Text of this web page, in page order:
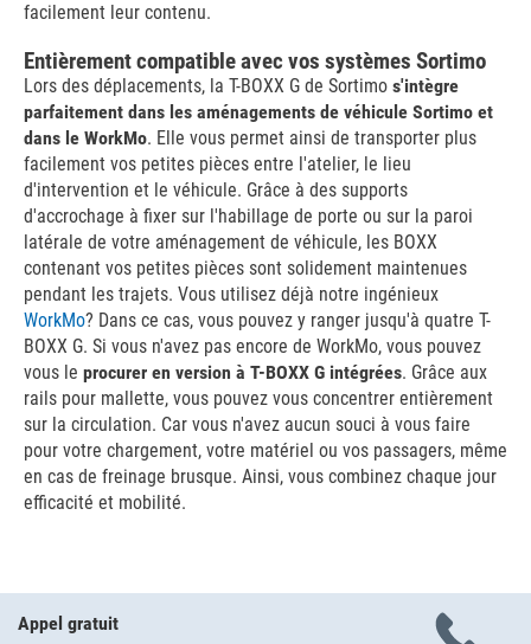
facilement leur contenu.
Entièrement compatible avec vos systèmes Sortimo
Lors des déplacements, la T-BOXX G de Sortimo s'intègre
parfaitement dans les aménagements de véhicule Sortimo et
dans le WorkMo. Elle vous permet ainsi de transporter plus
facilement vos petites pièces entre l'atelier, le lieu
d'intervention et le véhicule. Grâce à des supports
d'accrochage à fixer sur l'habillage de porte ou sur la paroi
latérale de votre aménagement de véhicule, les BOXX
contenant vos petites pièces sont solidement maintenues
pendant les trajets. Vous utilisez déjà notre ingénieux
WorkMo? Dans ce cas, vous pouvez y ranger jusqu'à quatre T-
BOXX G. Si vous n'avez pas encore de WorkMo, vous pouvez
vous le procurer en version à T-BOXX G intégrées. Grâce aux
rails pour mallette, vous pouvez vous concentrer entièrement
sur la circulation. Car vous n'avez aucun souci à vous faire
pour votre chargement, votre matériel ou vos passagers, même
en cas de freinage brusque. Ainsi, vous combinez chaque jour
efficacité et mobilité.
Appel gratuit